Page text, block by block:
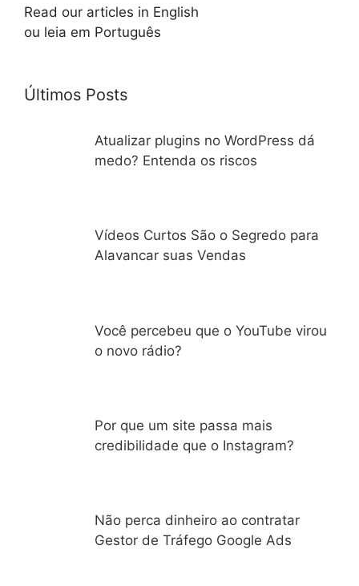
Read our articles in English
ou leia em Português
Últimos Posts
Atualizar plugins no WordPress dá
medo? Entenda os riscos
Vídeos Curtos São o Segredo para
Alavancar suas Vendas
Você percebeu que o YouTube virou
o novo rádio?
Por que um site passa mais
credibilidade que o Instagram?
Não perca dinheiro ao contratar
Gestor de Tráfego Google Ads